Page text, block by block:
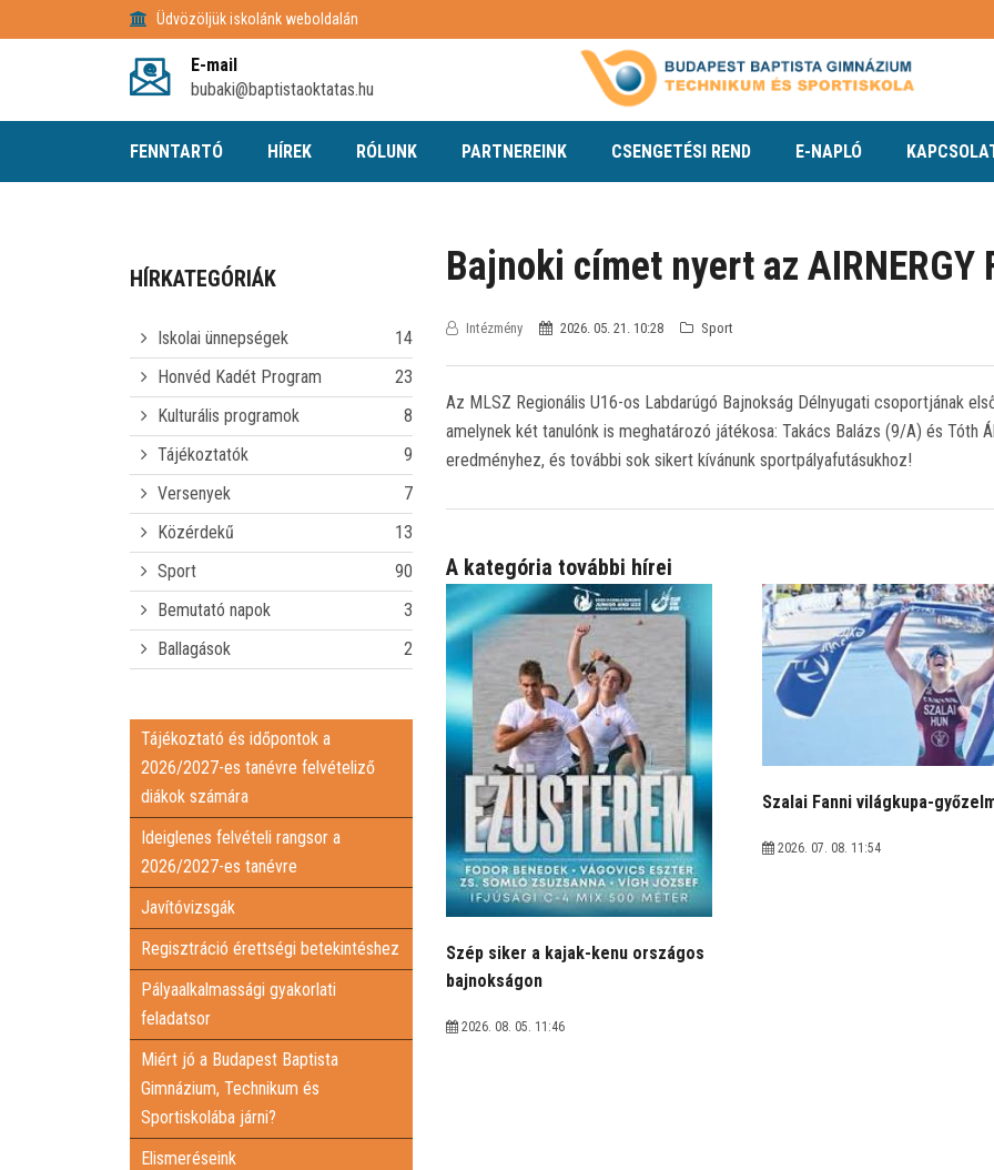
Üdvözöljük iskolánk weboldalán
E-mail
bubaki@baptistaoktatas.hu
FENNTARTÓ HÍREK RÓLUNK PARTNEREINK CSENGETÉSI REND E-NAPLÓ
HÍRKATEGÓRIÁK
Iskolai ünnepségek
14
Honvéd Kadét Program
23
Kulturális programok
8
Tájékoztatók
9
Versenyek
7
Közérdekű
13
Sport
90
Bemutató napok
3
Ballagások
2
Tájékoztató és időpontok a
2026/2027-es tanévre felvételiző
diákok számára
Ideiglenes felvételi rangsor a
2026/2027-es tanévre
Javítóvizsgák
Regisztráció érettségi betekintéshez
Pályaalkalmassági gyakorlati
feladatsor
Miért jó a Budapest Baptista
Gimnázium, Technikum és
Sportiskolába járni?
Elismeréseink
Bajnoki címet nyert az AIRNERGY
Intézmény 2026. 05. 21. 10:28 Sport
Az MLSZ Regionális U16-os Labdarúgó Bajnokság Délnyugati csoportjának
amelynek két tanulónk is meghatározó játékosa: Takács Balázs (9/A) és Tóth
eredményhez, és további sok sikert kívánunk sportpályafutásukhoz!
A kategória további hírei
Szép siker a kajak-kenu országos
bajnokságon
2026. 08. 05. 11:46
Szalai Fanni világkupa-
2026. 07. 08. 11:54